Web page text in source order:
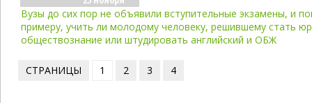
Вузы до сих пор не объявили вступительные экзамены, и
примеру, учить ли молодому человеку, решившему стать
обществознание или штудировать английский и ОБЖ
СТРАНИЦЫ 1 2 3 4